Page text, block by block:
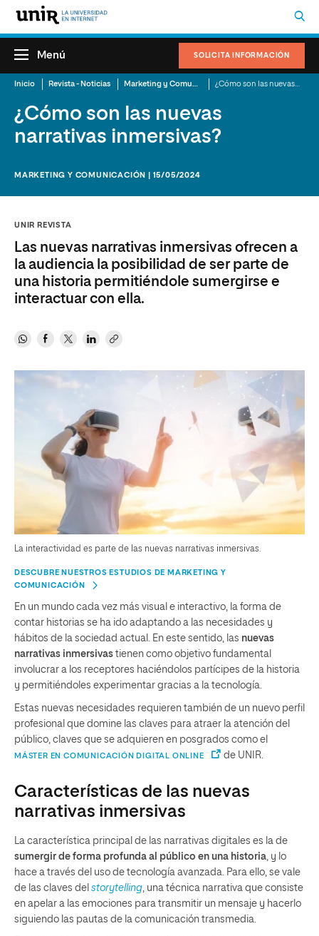
SOLICITA INFORMACIÓN
Menú
Inicio Revista - Noticias Marketing y Comunicación
¿Cómo son las nuevas
narrativas inmersivas?
MARKETING Y COMUNICACIÓN | 15/05/2024
UNIR REVISTA
Las nuevas narrativas inmersivas ofrecen a
la audiencia la posibilidad de ser parte de
una historia permitiéndole sumergirse e
interactuar con ella.
La interactividad es parte de las nuevas narrativas inmersivas.
DESCUBRE NUESTROS ESTUDIOS DE MARKETING Y
COMUNICACIÓN
En un mundo cada vez más visual e interactivo, la forma de
contar historias se ha ido adaptando a las necesidades y
hábitos de la sociedad actual. En este sentido, las nuevas
narrativas inmersivas tienen como objetivo fundamental
involucrar a los receptores haciéndolos partícipes de la historia
y permitiéndoles experimentar gracias a la tecnología.
Estas nuevas necesidades requieren también de un nuevo perfil
profesional que domine las claves para atraer la atención del
público, claves que se adquieren en posgrados como el
MÁSTER EN COMUNICACIÓN DIGITAL ONLINE de UNIR.
Características de las nuevas
narrativas inmersivas
La característica principal de las narrativas digitales es la de
sumergir de forma profunda al público en una historia , y lo
hace a través del uso de tecnología avanzada. Para ello, se vale
de las claves del storytelling , una técnica narrativa que consiste
en apelar a las emociones para transmitir un mensaje y hacerlo
siguiendo las pautas de la comunicación transmedia.